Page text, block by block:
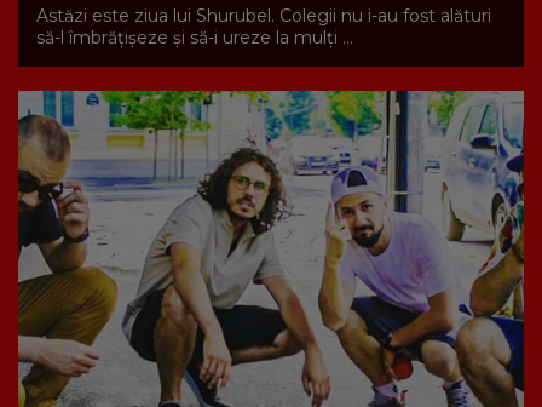
Astăzi este ziua lui Shurubel. Colegii nu i-au fost alături
să-l îmbrățișeze și să-i ureze la mulți ...